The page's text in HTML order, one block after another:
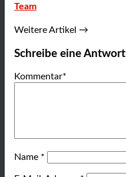
Team
Weitere Artikel →
Schreibe eine Antwort
Kommentar*
Name *